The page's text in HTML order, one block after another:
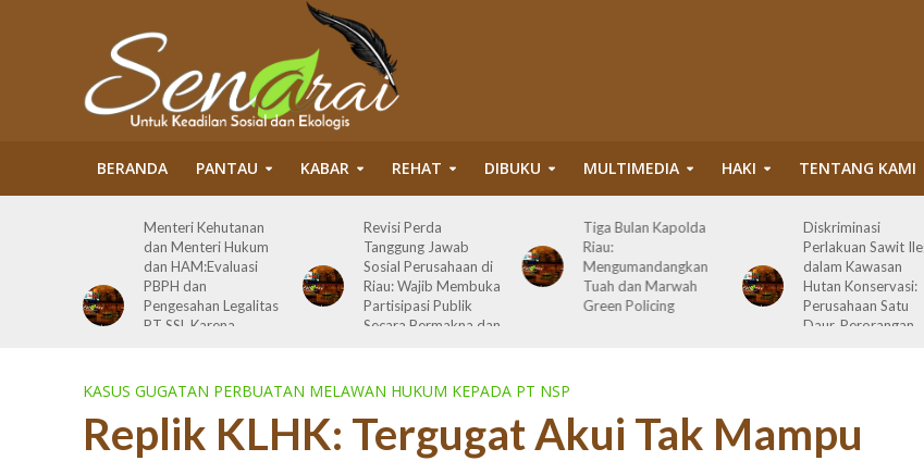
BERANDA PANTAU KABAR REHAT DIBUKU MULTIMEDIA HAKI TENTANG KAMI
Menteri Kehutanan
dan Menteri Hukum
dan HAM:Evaluasi
PBPH dan
Pengesahan Legalitas
PT SSL Karena
Terlibat Korupsi
Revisi Perda
Tanggung Jawab
Sosial Perusahaan di
Riau: Wajib Membuka
Partisipasi Publik
Secara Bermakna dan
Tiga Bulan Kapolda
Riau:
Mengumandangkan
Tuah dan Marwah
Green Policing
Diskriminasi
Perlakuan Sawit
dalam Kawasan
Hutan Konservasi:
Perusahaan Satu
Daur, Perorangan
KASUS GUGATAN PERBUATAN MELAWAN HUKUM KEPADA PT NSP
Replik KLHK: Tergugat Akui Tak Mampu